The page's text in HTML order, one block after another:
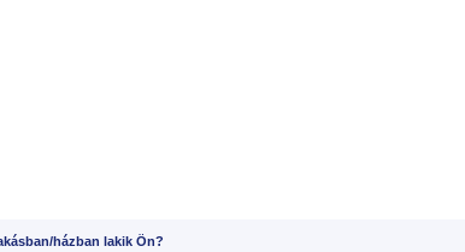
házban lakik Ön?